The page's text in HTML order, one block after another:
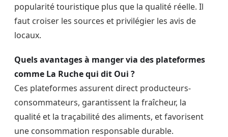
popularité touristique plus que la qualité réelle. Il
faut croiser les sources et privilégier les avis de
locaux.
Quels avantages à manger via des plateformes
comme La Ruche qui dit Oui ?
Ces plateformes assurent direct producteurs-
consommateurs, garantissent la fraîcheur, la
qualité et la traçabilité des aliments, et favorisent
une consommation responsable durable.